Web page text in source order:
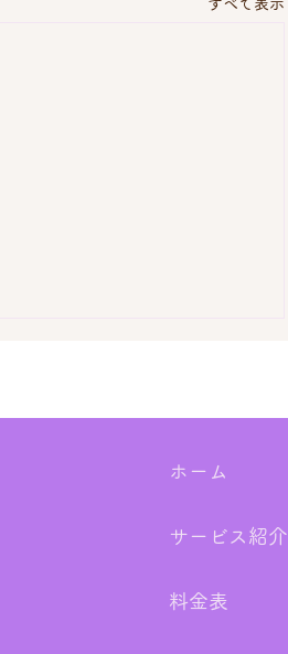
すべて表示
【作業実績：泉南郡熊取町】
ホーム
サービス紹介
料金表